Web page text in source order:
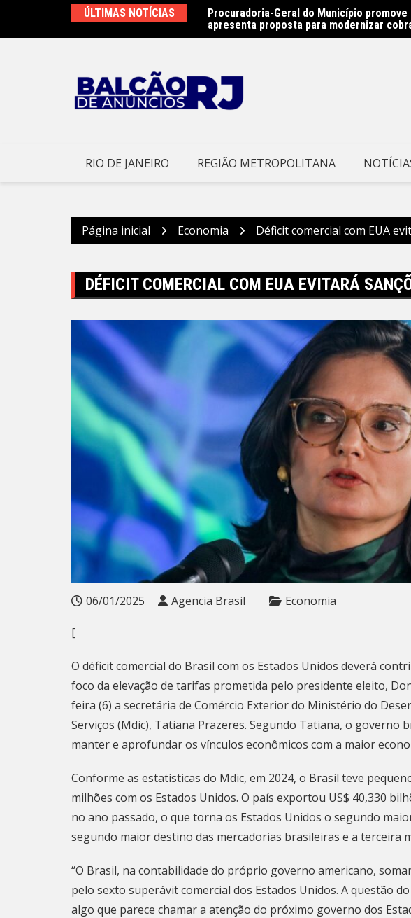
o
ÚLTIMAS NOTÍCIAS
na Praia de São Francisco neste sábado
Procuradoria-Geral do Município
apresenta proposta para modernizar
RIO DE JANEIRO REGIÃO METROPOLITANA
Página inicial Economia Déficit comercial com EUA
DÉFICIT COMERCIAL COM EUA EVITARÁ
06/01/2025 Agencia Brasil Economia
[
O déficit comercial do Brasil com os Estados Unidos deverá
foco da elevação de tarifas prometida pelo presidente eleito,
feira (6) a secretária de Comércio Exterior do Ministério do
Serviços (Mdic), Tatiana Prazeres. Segundo Tatiana, o
manter e aprofundar os vínculos econômicos com a maior
Conforme as estatísticas do Mdic, em 2024, o Brasil teve
milhões com os Estados Unidos. O país exportou US$ 40,330
no ano passado, o que torna os Estados Unidos o segundo
segundo maior destino das mercadorias brasileiras e a terceira
“O Brasil, na contabilidade do próprio governo americano,
pelo sexto superávit comercial dos Estados Unidos. A questão
algo que parece chamar a atenção do próximo governo dos